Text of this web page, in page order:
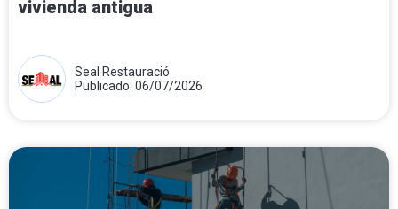
vivienda antigua
Seal Restauració
Publicado: 06/07/2026